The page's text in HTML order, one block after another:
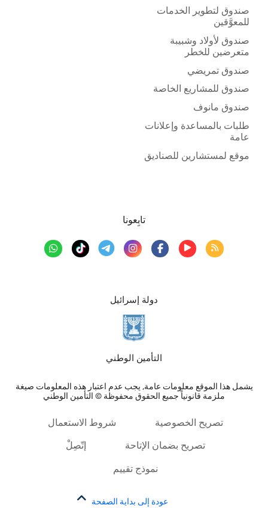
صندوق لتطوير الخدمات
للمعوَّقين
صندوق لأولاد وشبيبة
متعرضين للخطر
صندوق تمريضي
صندوق للمشاريع الخاصة
صندوق مانوف
طلبات بالمساعدة وإعلانات
عامة
موقع لمستشارين للصناديق
دولة إسرائيل
التأمين الوطني
يشمل هذا الموقع معلومات عامة, يجب عدم اعتبار هذه المعلومات صيغة
ملزمة قانونياً جميع الحقوق محفوظة © التأمين الوطني
تابِعونا
تصريح الخصوصية شروط الاستعمال
تصريح بضمان الإتاحة إتّصِلْ
نموذج تقييم
عودة إلى بداية الصفحة